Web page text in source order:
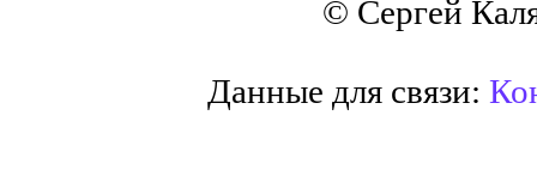
© Сергей
Данные для связи: